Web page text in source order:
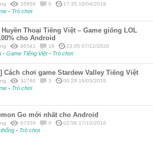
35859 6 17:35 10/04/2019
- Trò chơi
Huyền Thoại Tiếng Việt – Game giống LOL
cho Android
86541 16 23:05 07/12/2020
- Game Tiếng Việt- Trò chơi
Cách chơi game Stardew Valley Tiếng Việt
32760 3 00:29 16/03/2019
- Trò chơi
Go mới nhất cho Android
67339 0 02:58 17/10/2016
- Trò chơi